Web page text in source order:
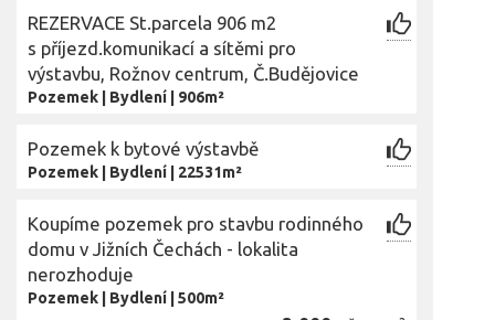
REZERVACE St.parcela 906 m2
s příjezd.komunikací a sítěmi pro
výstavbu, Rožnov centrum, Č.Budějovice
Pozemek Bydlení 906m²
Pozemek k bytové výstavbě
Pozemek Bydlení 22531m²
Koupíme pozemek pro stavbu rodinného
domu v Jižních Čechách - lokalita
nerozhoduje
Pozemek Bydlení 500m²